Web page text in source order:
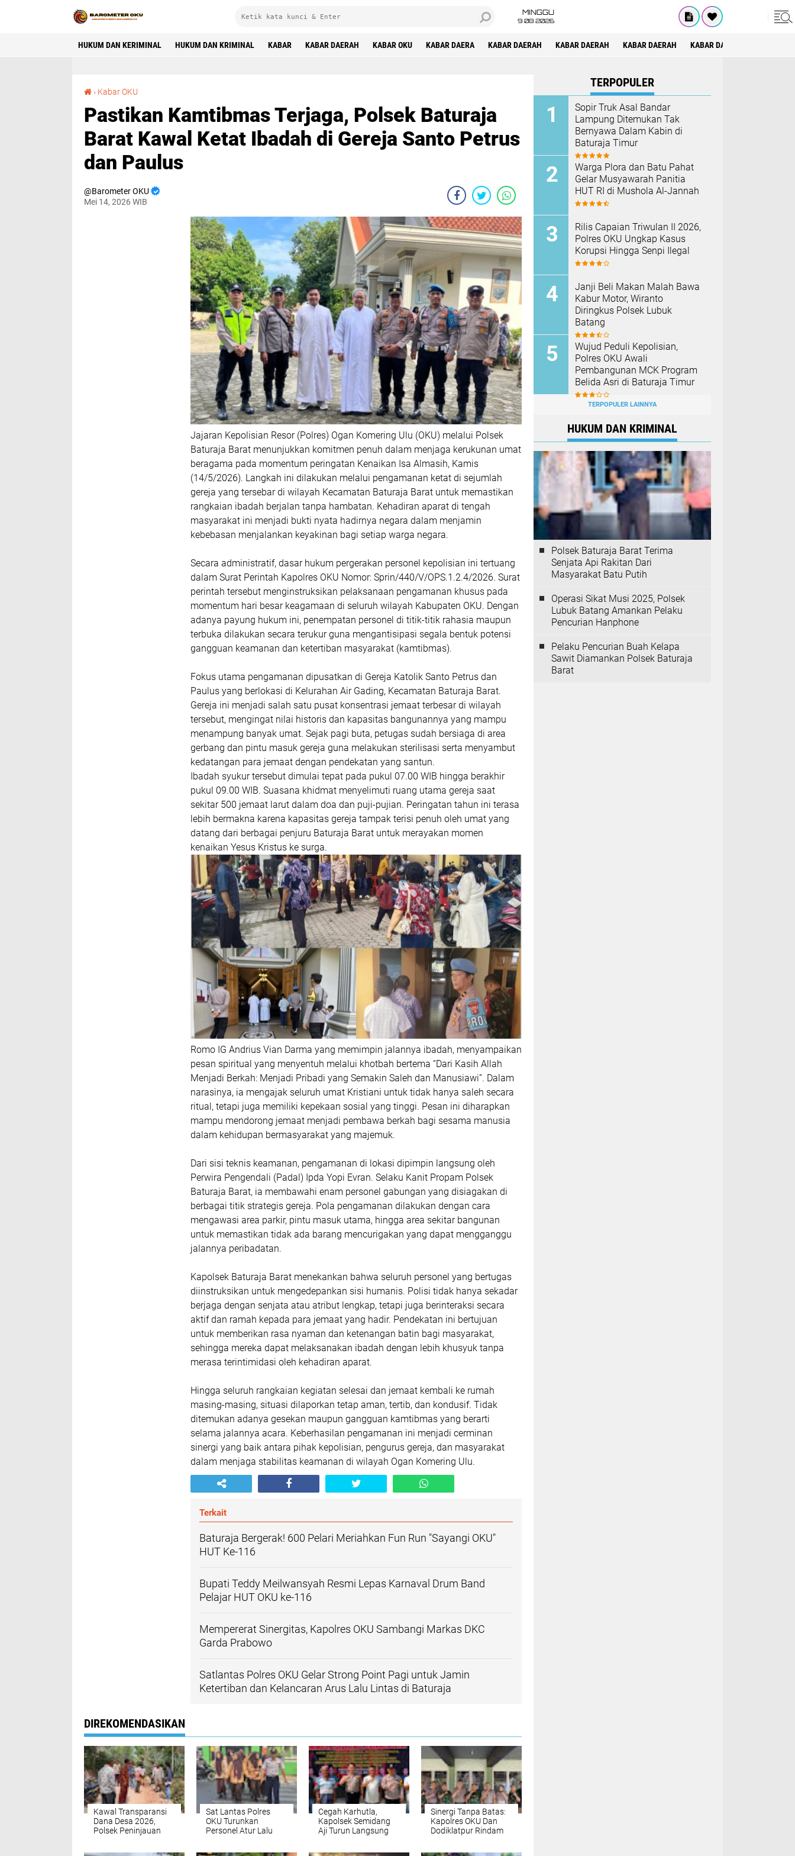
MINGGU
9 08 2026
HUKUM DAN KERIMINAL HUKUM DAN KRIMINAL KABAR KABAR DAERAH KABAR OKU KABAR DAERA KABAR DAERAH KABAR DAERAH KABAR DAERAH KABAR DAERAH
› Kabar OKU
Pastikan Kamtibmas Terjaga, Polsek Baturaja
Barat Kawal Ketat Ibadah di Gereja Santo Petrus
dan Paulus
Barometer OKU
Mei 14, 2026 WIB
Jajaran Kepolisian Resor (Polres) Ogan Komering Ulu (OKU) melalui Polsek
Baturaja Barat menunjukkan komitmen penuh dalam menjaga kerukunan umat
beragama pada momentum peringatan Kenaikan Isa Almasih, Kamis
(14/5/2026). Langkah ini dilakukan melalui pengamanan ketat di sejumlah
gereja yang tersebar di wilayah Kecamatan Baturaja Barat untuk memastikan
rangkaian ibadah berjalan tanpa hambatan. Kehadiran aparat di tengah
masyarakat ini menjadi bukti nyata hadirnya negara dalam menjamin
kebebasan menjalankan keyakinan bagi setiap warga negara.
Secara administratif, dasar hukum pergerakan personel kepolisian ini tertuang
dalam Surat Perintah Kapolres OKU Nomor: Sprin/440/V/OPS.1.2.4/2026. Surat
perintah tersebut menginstruksikan pelaksanaan pengamanan khusus pada
momentum hari besar keagamaan di seluruh wilayah Kabupaten OKU. Dengan
adanya payung hukum ini, penempatan personel di titik-titik rahasia maupun
terbuka dilakukan secara terukur guna mengantisipasi segala bentuk potensi
gangguan keamanan dan ketertiban masyarakat (kamtibmas).
Fokus utama pengamanan dipusatkan di Gereja Katolik Santo Petrus dan
Paulus yang berlokasi di Kelurahan Air Gading, Kecamatan Baturaja Barat.
Gereja ini menjadi salah satu pusat konsentrasi jemaat terbesar di wilayah
tersebut, mengingat nilai historis dan kapasitas bangunannya yang mampu
menampung banyak umat. Sejak pagi buta, petugas sudah bersiaga di area
gerbang dan pintu masuk gereja guna melakukan sterilisasi serta menyambut
kedatangan para jemaat dengan pendekatan yang santun.
Ibadah syukur tersebut dimulai tepat pada pukul 07.00 WIB hingga berakhir
pukul 09.00 WIB. Suasana khidmat menyelimuti ruang utama gereja saat
sekitar 500 jemaat larut dalam doa dan puji-pujian. Peringatan tahun ini terasa
lebih bermakna karena kapasitas gereja tampak terisi penuh oleh umat yang
datang dari berbagai penjuru Baturaja Barat untuk merayakan momen
kenaikan Yesus Kristus ke surga.
Romo IG Andrius Vian Darma yang memimpin jalannya ibadah, menyampaikan
pesan spiritual yang menyentuh melalui khotbah bertema “Dari Kasih Allah
Menjadi Berkah: Menjadi Pribadi yang Semakin Saleh dan Manusiawi”. Dalam
narasinya, ia mengajak seluruh umat Kristiani untuk tidak hanya saleh secara
ritual, tetapi juga memiliki kepekaan sosial yang tinggi. Pesan ini diharapkan
mampu mendorong jemaat menjadi pembawa berkah bagi sesama manusia
dalam kehidupan bermasyarakat yang majemuk.
Dari sisi teknis keamanan, pengamanan di lokasi dipimpin langsung oleh
Perwira Pengendali (Padal) Ipda Yopi Evran. Selaku Kanit Propam Polsek
Baturaja Barat, ia membawahi enam personel gabungan yang disiagakan di
berbagai titik strategis gereja. Pola pengamanan dilakukan dengan cara
mengawasi area parkir, pintu masuk utama, hingga area sekitar bangunan
untuk memastikan tidak ada barang mencurigakan yang dapat mengganggu
jalannya peribadatan.
Kapolsek Baturaja Barat menekankan bahwa seluruh personel yang bertugas
diinstruksikan untuk mengedepankan sisi humanis. Polisi tidak hanya sekadar
berjaga dengan senjata atau atribut lengkap, tetapi juga berinteraksi secara
aktif dan ramah kepada para jemaat yang hadir. Pendekatan ini bertujuan
untuk memberikan rasa nyaman dan ketenangan batin bagi masyarakat,
sehingga mereka dapat melaksanakan ibadah dengan lebih khusyuk tanpa
merasa terintimidasi oleh kehadiran aparat.
Hingga seluruh rangkaian kegiatan selesai dan jemaat kembali ke rumah
masing-masing, situasi dilaporkan tetap aman, tertib, dan kondusif. Tidak
ditemukan adanya gesekan maupun gangguan kamtibmas yang berarti
selama jalannya acara. Keberhasilan pengamanan ini menjadi cerminan
sinergi yang baik antara pihak kepolisian, pengurus gereja, dan masyarakat
dalam menjaga stabilitas keamanan di wilayah Ogan Komering Ulu.
Terkait
Baturaja Bergerak! 600 Pelari Meriahkan Fun Run "Sayangi OKU"
HUT Ke-116
Bupati Teddy Meilwansyah Resmi Lepas Karnaval Drum Band
Pelajar HUT OKU ke-116
Mempererat Sinergitas, Kapolres OKU Sambangi Markas DKC
Garda Prabowo
Satlantas Polres OKU Gelar Strong Point Pagi untuk Jamin
Ketertiban dan Kelancaran Arus Lalu Lintas di Baturaja
DIREKOMENDASIKAN
Kawal Transparansi
Dana Desa 2026,
Polsek Peninjauan
Sat Lantas Polres
OKU Turunkan
Personel Atur Lalu
Cegah Karhutla,
Kapolsek Semidang
Aji Turun Langsung
Sinergi Tanpa Batas:
Kapolres OKU Dan
Dodiklatpur Rindam
TERPOPULER
Sopir Truk Asal Bandar
Lampung Ditemukan Tak
Bernyawa Dalam Kabin di
Baturaja Timur
Warga Plora dan Batu Pahat
Gelar Musyawarah Panitia
HUT RI di Mushola Al-Jannah
Rilis Capaian Triwulan II 2026,
Polres OKU Ungkap Kasus
Korupsi Hingga Senpi Ilegal
Janji Beli Makan Malah Bawa
Kabur Motor, Wiranto
Diringkus Polsek Lubuk
Batang
Wujud Peduli Kepolisian,
Polres OKU Awali
Pembangunan MCK Program
Belida Asri di Baturaja Timur
TERPOPULER LAINNYA
HUKUM DAN KRIMINAL
Polsek Baturaja Barat Terima
Senjata Api Rakitan Dari
Masyarakat Batu Putih
Operasi Sikat Musi 2025, Polsek
Lubuk Batang Amankan Pelaku
Pencurian Hanphone
Pelaku Pencurian Buah Kelapa
Sawit Diamankan Polsek Baturaja
Barat